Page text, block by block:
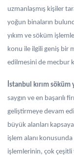
uzmanlaşmış kişiler
yoğun binaların
yıkım ve söküm
konu ile ilgili geniş bir
edilmesini de mecbur
İstanbul kırım söküm
saygın ve en başarılı
geliştirmeye devam
büyük alanları
işlem alanı konusunda
işlemlerinin, çok çeşitli